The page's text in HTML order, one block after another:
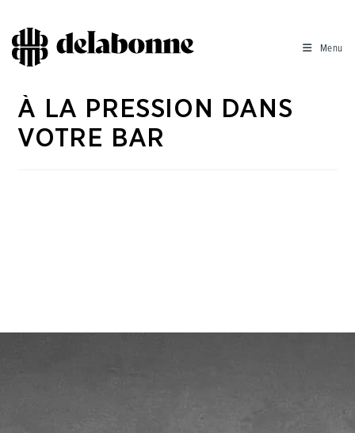
Menu
À LA PRESSION DANS
VOTRE BAR